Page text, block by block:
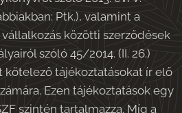
Ptk.), valamint a
közötti szerződések
szóló 45/2014. (II. 26.)
kötelező tájékoztatásokat ír elő
Ezen tájékoztatások egy
szintén tartalmazza. Míg a